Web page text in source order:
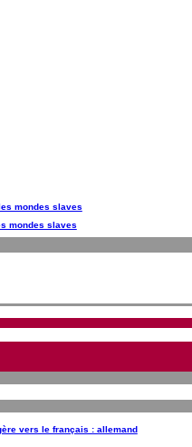
mondes slaves
mondes slaves
vers le français : allemand